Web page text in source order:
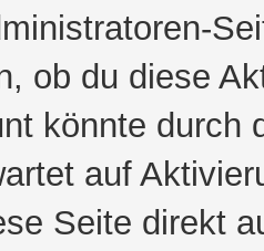
ob du diese
könnte durch
auf
Seite direkt